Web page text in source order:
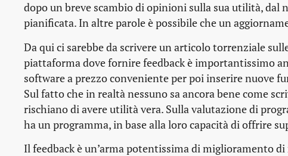
dopo un breve scambio di opinioni sulla sua utilità, dal
pianificata. In altre parole è possibile che un
Da qui ci sarebbe da scrivere un articolo torrenziale
piattaforma dove fornirefeedbackè importantissimo
software a prezzo conveniente per poi inserire nuove
Sul fatto che in realtà nessuno sa ancora bene come
rischiano di avere utilità vera. Sulla valutazione di
ha un programma, in base alla loro capacità di offrire
Il feedbackè un’arma potentissima di miglioramento